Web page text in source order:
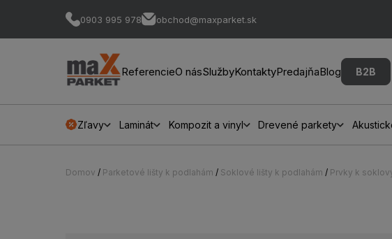
0903 995 978 obchod@maxparket.sk
ReferencieO násSlužbyKontaktyPredajňaBlog B2B
Zľavy Laminát Kompozit a vinyl Drevené parkety
Domov / Parketové lišty k podlahám / Soklové lišty k podlahám / Prvky k